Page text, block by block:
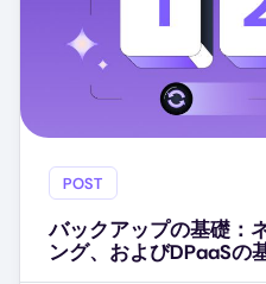
POST
バックアップの基礎：
ング、およびDPaaSの